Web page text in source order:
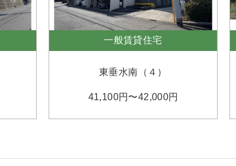
一般賃貸住宅
東垂水南（４）
41,100円〜42,000円